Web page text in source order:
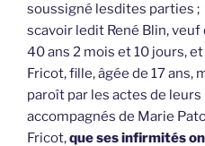
soussigné lesdites parties ;
scavoir ledit René Blin, veuf
40 ans 2 mois et 10 jours,
Fricot, fille, âgée de 17 ans,
paroît par les actes de leurs
accompagnés de Marie
Fricot,que ses infirmités